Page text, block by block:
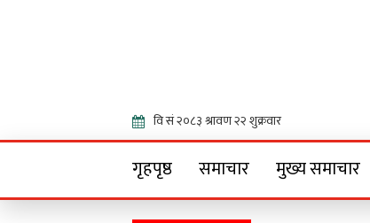
गृहपृष्ठ समाचार मुख्य समाचार